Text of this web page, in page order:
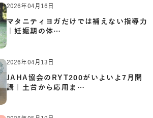
2026年04月16日
マタニティヨガだけでは補えない指導力
｜妊娠期の体…
2026年04月13日
JAHA協会のRYT200がいよいよ7月開
講｜土台から応用ま…